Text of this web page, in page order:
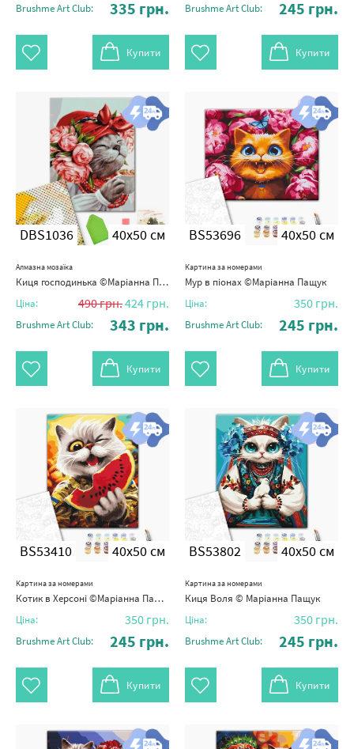
Brushme Art Club: 335 грн.
Купити
Brushme Art Club: 245 грн.
Купити
DBS1036 40x50 см
Алмазна мозаїка
Киця господинька ©Маріанна Пащук
Ціна: 490грн.424 грн.
Brushme Art Club: 343 грн.
Купити
BS53696 40x50 см
Картина за номерами
Мур в піонах ©Маріанна Пащук
Ціна: 350 грн.
Brushme Art Club: 245 грн.
Купити
BS53410 40x50 см
Картина за номерами
Котик в Херсоні ©Маріанна Пащук
Ціна: 350 грн.
Brushme Art Club: 245 грн.
Купити
BS53802 40x50 см
Картина за номерами
Киця Воля © Маріанна Пащук
Ціна: 350 грн.
Brushme Art Club: 245 грн.
Купити